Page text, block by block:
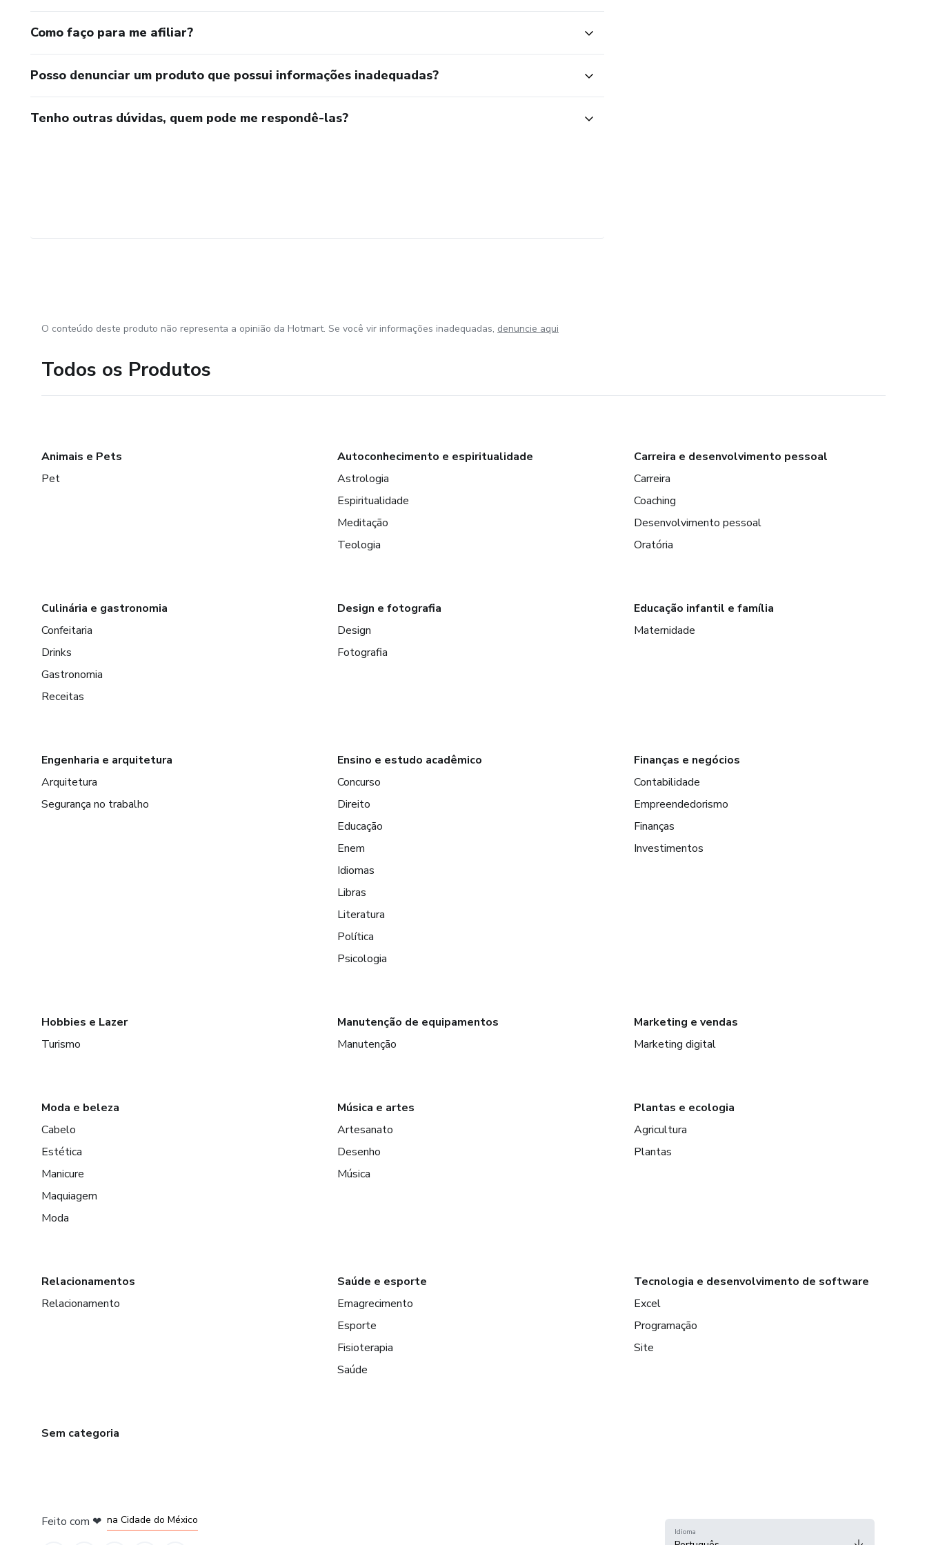
Como faço para me afiliar?
Posso denunciar um produto que possui informações inadequadas?
Tenho outras dúvidas, quem pode me respondê-las?
O conteúdo deste produto não representa a opinião da Hotmart. Se você vir informações inadequadas, denuncie aqui
Todos os Produtos
Animais e Pets
Pet
Autoconhecimento e espiritualidade
Astrologia
Espiritualidade
Meditação
Teologia
Carreira e desenvolvimento pessoal
Carreira
Coaching
Desenvolvimento pessoal
Oratória
Culinária e gastronomia
Confeitaria
Drinks
Gastronomia
Receitas
Design e fotografia
Design
Fotografia
Educação infantil e família
Maternidade
Engenharia e arquitetura
Arquitetura
Segurança no trabalho
Ensino e estudo acadêmico
Concurso
Direito
Educação
Enem
Idiomas
Libras
Literatura
Política
Psicologia
Finanças e negócios
Contabilidade
Empreendedorismo
Finanças
Investimentos
Hobbies e Lazer
Turismo
Manutenção de equipamentos
Manutenção
Marketing e vendas
Marketing digital
Moda e beleza
Cabelo
Estética
Manicure
Maquiagem
Moda
Música e artes
Artesanato
Desenho
Música
Plantas e ecologia
Agricultura
Plantas
Relacionamentos
Relacionamento
Saúde e esporte
Emagrecimento
Esporte
Fisioterapia
Saúde
Tecnologia e desenvolvimento de software
Excel
Programação
Site
Sem categoria
Feito com ❤ na Cidade do México
Idioma